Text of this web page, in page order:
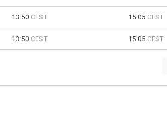
13:50 CEST 15:05 CEST
13:50 CEST 15:05 CEST